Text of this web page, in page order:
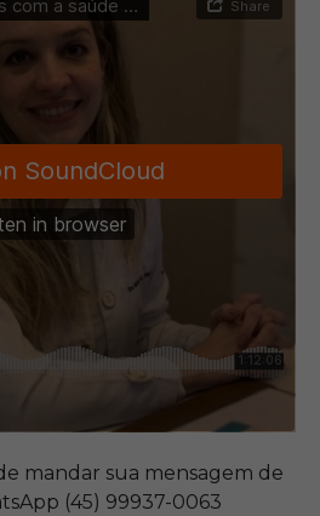
mandar sua mensagem de
(45) 99937-0063